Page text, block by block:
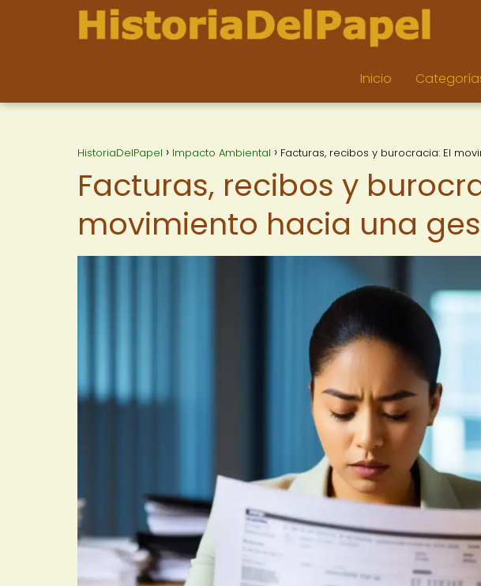
Inicio
HistoriaDelPapel Impacto Ambiental Facturas, recibos y burocracia: El
Facturas, recibos y
movimiento hacia una